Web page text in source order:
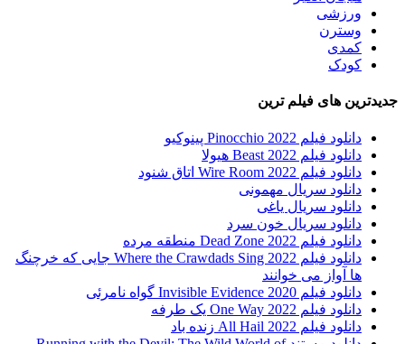
ورزشی
وسترن
کمدی
کودک
جدیدترین های فیلم ترین
دانلود فیلم Pinocchio 2022 پینوکیو
دانلود فیلم Beast 2022 هیولا
دانلود فیلم Wire Room 2022 اتاق شنود
دانلود سریال مهمونی
دانلود سریال یاغی
دانلود سریال خون سرد
دانلود فیلم 2022 Dead Zone منطقه مرده
دانلود فیلم Where the Crawdads Sing 2022 جایی که خرچنگ
ها آواز می خوانند
دانلود فیلم 2020 Invisible Evidence گواه نامرئی
دانلود فیلم One Way 2022 یک طرفه
دانلود فیلم All Hail 2022 زنده باد